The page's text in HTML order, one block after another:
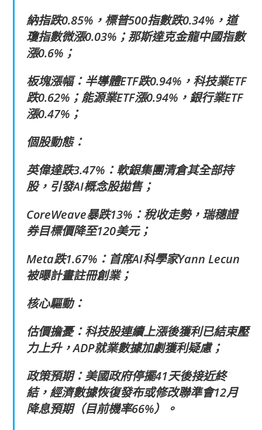
納指跌0.85%，標普500指數跌0.34%，道
瓊指數微漲0.03%；那斯達克金龍中國指數
漲0.6%；
板塊漲幅：半導體ETF跌0.94%，科技業ETF
跌0.62%；能源業ETF漲0.94%，銀行業ETF
漲0.47%；
個股動態：
英偉達跌3.47%：軟銀集團清倉其全部持
股，引發AI概念股拋售；
CoreWeave暴跌13%：稅收走勢，瑞穗證
券目標價降至120美元；
Meta跌1.67%：首席AI科學家Yann Lecun
被曝計畫註冊創業；
核心驅動：
估價擔憂：科技股連續上漲後獲利已結束壓
力上升，ADP就業數據加劇獲利疑慮；
政策預期：美國政府停擺41天後接近終
結，經濟數據恢復發布或修改聯準會12月
降息預期（目前機率66%）。